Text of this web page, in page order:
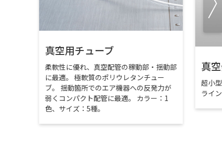
真空用チューブ
柔軟性に優れ、真空配管の稼動部・揺動部
に最適。 極軟質のポリウレタンチュー
ブ。 揺動箇所でのエア機器への反発力が
弱くコンパクト配管に最適。 カラー：1
色、サイズ：5種。
真
超小
ライ